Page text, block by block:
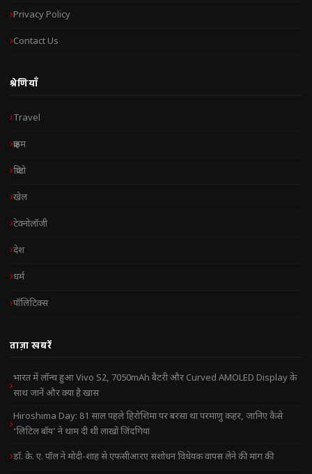
Privacy Policy
Contact Us
श्रेणियाँ
Travel
क्राइम
क्रिप्टो
खेल
टेक्नोलॉजी
देश
धर्म
पॉलिटिक्स
ताज़ा खबरें
भारत में लॉन्च हुआ Vivo S2, 7050mAh बैटरी और Curved AMOLED Display के
साथ जानें और क्या है खास
Hiroshima Day: 81 साल पहले हिरोशिमा पर बरसा था परमाणु कहर, जानिए कैसे
‘लिटिल बॉय’ ने थाम दी थी लाखों जिंदगियां
डॉ. के. ए. पॉल ने मोदी-शाह से एफसीआरए संशोधन विधेयक वापस लेने की मांग की